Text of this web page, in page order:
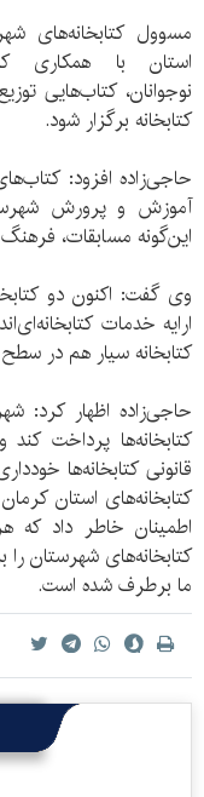
مسوول کتابخانه‌های
استان با همکاری
نوجوانان، کتاب‌هایی
کتابخانه برگزار شود.
حاجی‌زاده افزود:
آموزش‌ و پرورش
این‌گونه مسابقات،
وی گفت: اکنون دو
ارایه خدمات
کتابخانه سیار هم در
حاجی‌زاده اظهار کرد:
کتابخانه‌ها پرداخت
قانونی‌ کتابخانه‌ها
کتابخانه‌های استان
اطمینان خاطر داد که
کتابخانه‌های شهرستان
ما برطرف شده است.